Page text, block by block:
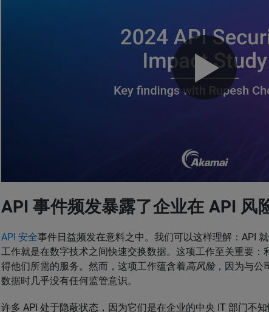
API 事件频发暴露了企业在 API 风
API 安全事件日益频发在意料之中。我们可以这样理解：API
工作就是在数字技术之间快速交换数据。这项工作至关重要：
得他们所需的服务。然而，这项工作蕴含着高风险，因为与公
数据时几乎没有任何监管意识。
许多 API 处于隐蔽状态，因为它们是在企业的中央 IT 部门不